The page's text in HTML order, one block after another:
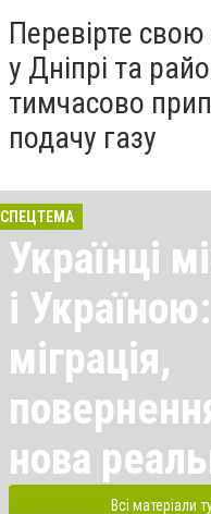
Перевірте
у Дніпрі та
тимчасово
подачу газу
СПЕЦТЕМА
Українці
і Україною:
міграція,
нова
Всі матеріали